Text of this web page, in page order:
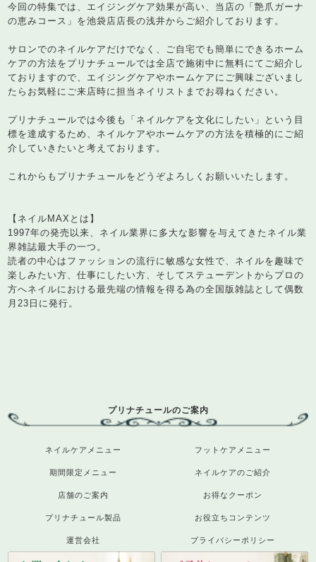
今回の特集では、エイジングケア効果が高い、当店の「艶爪ガーナ
の恵みコース」を池袋店店長の浅井からご紹介しております。
サロンでのネイルケアだけでなく、ご自宅でも簡単にできるホーム
ケアの方法をプリナチュールでは全店で施術中に無料にてご紹介し
ておりますので、エイジングケアやホームケアにご興味ございまし
たらお気軽にご来店時に担当ネイリストまでお尋ねください。
プリナチュールでは今後も「ネイルケアを文化にしたい」という目
標を達成するため、ネイルケアやホームケアの方法を積極的にご紹
介していきたいと考えております。
これからもプリナチュールをどうぞよろしくお願いいたします。
【ネイルMAXとは】
1997年の発売以来、ネイル業界に多大な影響を与えてきたネイル業
界雑誌最大手の一つ。
読者の中心はファッションの流行に敏感な女性で、ネイルを趣味で
楽しみたい方、仕事にしたい方、そしてステューデントからプロの
方へネイルにおける最先端の情報を得る為の全国版雑誌として偶数
月23日に発行。
プリナチュールのご案内
ネイルケアメニュー フットケアメニュー
期間限定メニュー ネイルケアのご紹介
店舗のご案内 お得なクーポン
プリナチュール製品 お役立ちコンテンツ
運営会社 プライバシーポリシー